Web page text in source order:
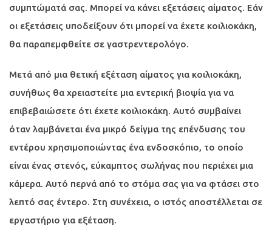
συμπτώματά σας. Μπορεί να κάνει εξετάσεις αίματος. Εάν
οι εξετάσεις υποδείξουν ότι μπορεί να έχετε κοιλιοκάκη,
θα παραπεμφθείτε σε γαστρεντερολόγο.
Μετά από μια θετική εξέταση αίματος για κοιλιοκάκη,
συνήθως θα χρειαστείτε μια εντερική βιοψία για να
επιβεβαιώσετε ότι έχετε κοιλιοκάκη. Αυτό συμβαίνει
όταν λαμβάνεται ένα μικρό δείγμα της επένδυσης του
εντέρου χρησιμοποιώντας ένα ενδοσκόπιο, το οποίο
είναι ένας στενός, εύκαμπτος σωλήνας που περιέχει μια
κάμερα. Αυτό περνά από το στόμα σας για να φτάσει στο
λεπτό σας έντερο. Στη συνέχεια, ο ιστός αποστέλλεται σε
εργαστήριο για εξέταση.